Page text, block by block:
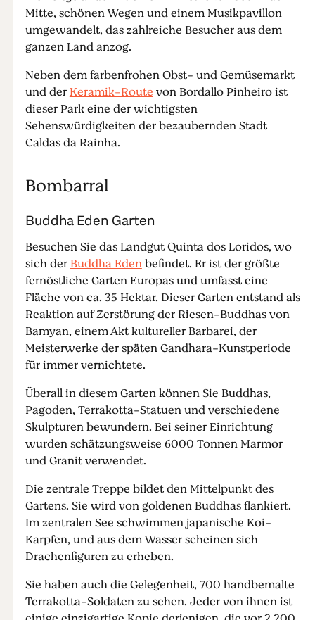
Mitte, schönen Wegen und einem Musikpavillon
umgewandelt, das zahlreiche Besucher aus dem
ganzen Land anzog.
Neben dem farbenfrohen Obst- und Gemüsemarkt
und derKeramik-Routevon Bordallo Pinheiro ist
dieser Park eine der wichtigsten
Sehenswürdigkeiten der bezaubernden Stadt
Caldas da Rainha.
Bombarral
Buddha Eden Garten
Besuchen Sie das Landgut Quinta dos Loridos, wo
sich derBuddha Edenbefindet. Er ist der größte
fernöstliche Garten Europas und umfasst eine
Fläche von ca. 35 Hektar. Dieser Garten entstand als
Reaktion auf Zerstörung der Riesen-Buddhas von
Bamyan, einem Akt kultureller Barbarei, der
Meisterwerke der späten Gandhara-Kunstperiode
für immer vernichtete.
Überall in diesem Garten können Sie Buddhas,
Pagoden, Terrakotta-Statuen und verschiedene
Skulpturen bewundern. Bei seiner Einrichtung
wurden schätzungsweise 6000 Tonnen Marmor
und Granit verwendet.
Die zentrale Treppe bildet den Mittelpunkt des
Gartens. Sie wird von goldenen Buddhas flankiert.
Im zentralen See schwimmen japanische Koi-
Karpfen, und aus dem Wasser scheinen sich
Drachenfiguren zu erheben.
Sie haben auch die Gelegenheit, 700 handbemalte
Terrakotta-Soldaten zu sehen. Jeder von ihnen ist